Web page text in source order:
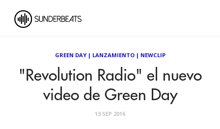
GREEN DAY| LANZAMIENTO| NEWCLIP
"Revolution Radio" el nuevo
video de Green Day
13 SEP 2016